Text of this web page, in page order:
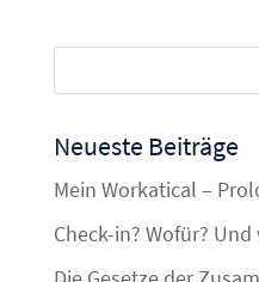
Neueste Beiträge
Mein Workatical –
Check-in? Wofür?